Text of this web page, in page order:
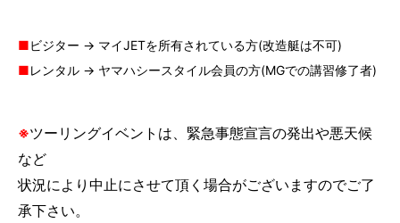
10.会社情報
■ビジター → マイJETを所有されている方(改造艇は不可)
■レンタル → ヤマハシースタイル会員の方(MGでの講習修了者)
※ツーリングイベントは、緊急事態宣言の発出や悪天候
など
状況により中止にさせて頂く場合がございますのでご了
承下さい。